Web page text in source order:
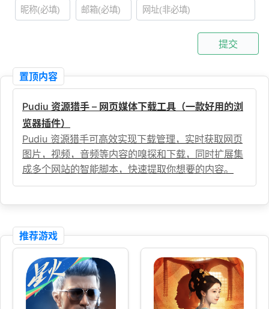
提交
置顶内容
Pudiu 资源猎手 – 网页媒体下载工具（一款好用的浏
览器插件）
Pudiu 资源猎手可高效实现下载管理，实时获取网页
图片，视频，音频等内容的嗅探和下载，同时扩展集
成多个网站的智能脚本，快速提取你想要的内容。
推荐游戏